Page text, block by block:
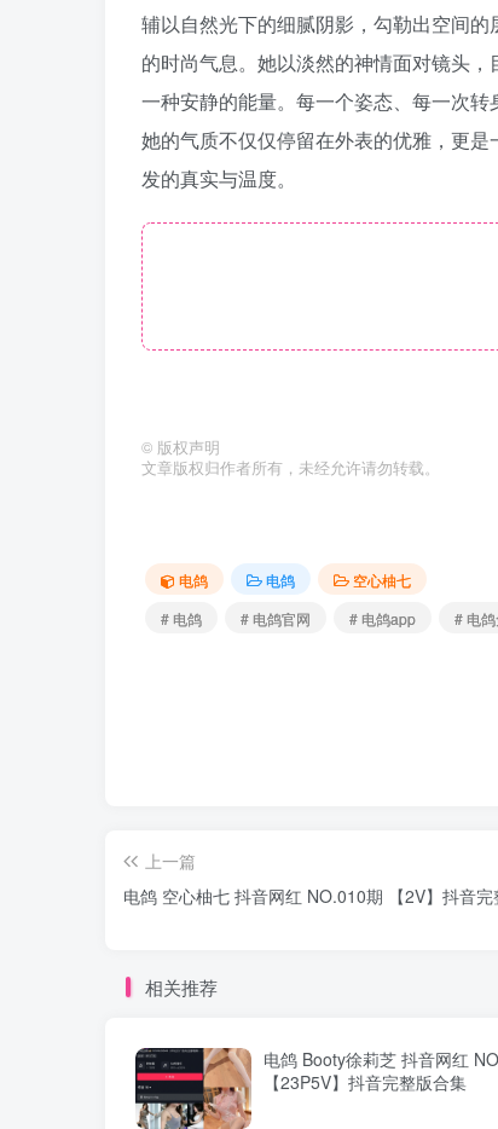
辅以自然光下的细腻阴影，勾勒出空间
的时尚气息。她以淡然的神情面对镜头
一种安静的能量。每一个姿态、每一次
她的气质不仅仅停留在外表的优雅，更
发的真实与温度。
© 版权声明
文章版权归作者所有，未经允许请勿转载。
电鸽 电鸽
空心柚七
# 电鸽
# 电鸽官网 # 电鸽app # 电
上一篇
电鸽 空心柚七 抖音网红 NO.010期 【2V】抖音
相关推荐
电鸽 Booty徐莉芝 抖音网红
【23P5V】抖音完整版合集